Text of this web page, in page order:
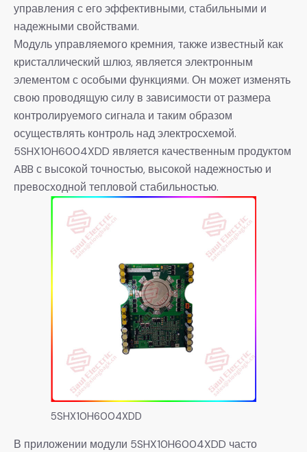
управления с его эффективными, стабильными и
надежными свойствами.
Модуль управляемого кремния, также известный как
кристаллический шлюз, является электронным
элементом с особыми функциями. Он может изменять
свою проводящую силу в зависимости от размера
контролируемого сигнала и таким образом
осуществлять контроль над электросхемой.
5SHX10H6004XDD является качественным продуктом
ABB с высокой точностью, высокой надежностью и
превосходной тепловой стабильностью.
5SHX10H6004XDD
В приложении модули 5SHX10H6004XDD часто